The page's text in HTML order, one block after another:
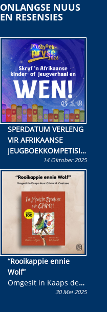
ONLANGSE NUUS
EN RESENSIES
SPERDATUM VERLENG
VIR AFRIKAANSE
JEUGBOEKKOMPETISIE
Skryf ’n jeugboek of
kinderboek en staan ’n
kans om R50 000 te
wen!
14 Oktober 2025
“Rooikappie ennie
Wolf”
Omgesit in Kaaps deur
Olivia M. Coetzee30 Mei 2025